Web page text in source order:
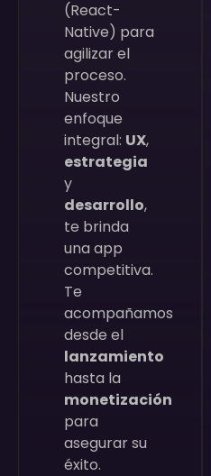
(React-
Native) para
agilizar el
proceso.
Nuestro
enfoque
integral: UX,
estrategia
y
desarrollo,
te brinda
una app
competitiva.
Te
acompañamos
desde el
lanzamiento
hasta la
monetización
para
asegurar su
éxito.